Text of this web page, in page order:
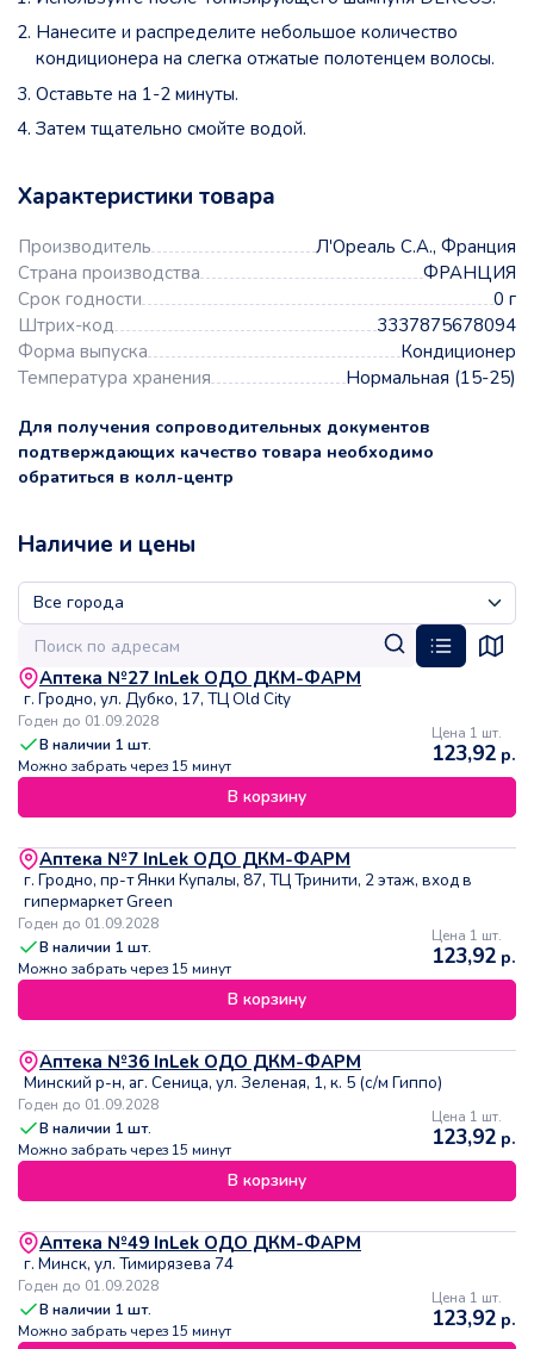
Нанесите и распределите небольшое количество
кондиционера на слегка отжатые полотенцем волосы.
Оставьте на 1-2 минуты.
Затем тщательно смойте водой.
Характеристики товара
Производитель
Л'Ореаль С.А., Франция
Страна производства
ФРАНЦИЯ
Срок годности
0 г
Штрих-код
3337875678094
Форма выпуска
Кондиционер
Температура хранения
Нормальная (15-25)
Для получения сопроводительных документов
подтверждающих качество товара необходимо
обратиться в колл-центр
Наличие и цены
Аптека №27 InLek ОДО ДКМ-ФАРМ
г. Гродно, ул. Дубко, 17, ТЦ Old City
Годен до 01.09.2028
В наличии 1 шт.
Можно забрать через 15 минут
Цена 1 шт.
123,92 р.
В корзину
Аптека №7 InLek ОДО ДКМ-ФАРМ
г. Гродно, пр-т Янки Купалы, 87, ТЦ Тринити, 2 этаж, вход в
гипермаркет Green
Годен до 01.09.2028
В наличии 1 шт.
Можно забрать через 15 минут
Цена 1 шт.
123,92 р.
В корзину
Аптека №36 InLek ОДО ДКМ-ФАРМ
Минский р-н, аг. Сеница, ул. Зеленая, 1, к. 5 (с/м Гиппо)
Годен до 01.09.2028
В наличии 1 шт.
Можно забрать через 15 минут
Цена 1 шт.
123,92 р.
В корзину
Аптека №49 InLek ОДО ДКМ-ФАРМ
г. Минск, ул. Тимирязева 74
Годен до 01.09.2028
В наличии 1 шт.
Можно забрать через 15 минут
Цена 1 шт.
123,92 р.